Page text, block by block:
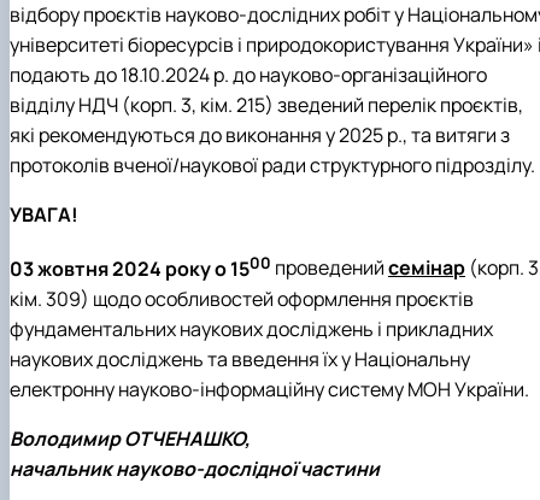
відбору проєктів науково-дослідних робіт у
університеті біоресурсів і природокористування України»
подають до 18.10.2024 р. до науково-організаційного
відділу НДЧ (корп. 3, кім. 215) зведений перелік проєктів,
які рекомендуються до виконання у 2025 р., та витяги з
протоколів вченої/наукової ради структурного підрозділу.
УВАГА!
03 жовтня 2024 року о 1500 проведенийсемінар (корп.
кім. 309) щодо особливостей оформлення проєктів
фундаментальних наукових досліджень і прикладних
наукових досліджень та введення їх у Національну
електронну науково-інформаційну систему МОН України.
Володимир ОТЧЕНАШКО,
начальник науково-дослідної частини